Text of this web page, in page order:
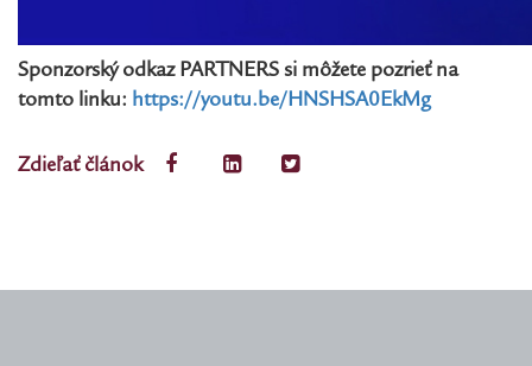
Sponzorský odkaz PARTNERS si môžete pozrieť na
tomto linku: https://youtu.be/HNSHSA0EkMg
Zdieľať článok